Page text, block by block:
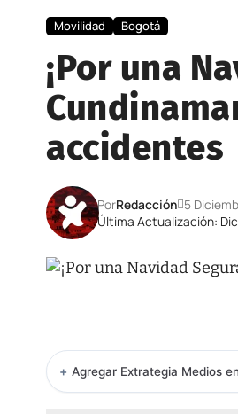
Movilidad Bogotá
¡Por una
accidentes
Última Actualización: Dic
PorRedacción 5
+ Agregar Extrategia Medios en